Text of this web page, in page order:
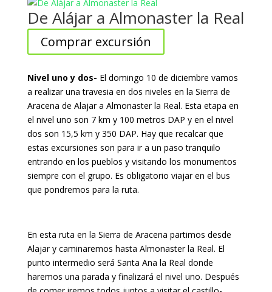
De Alájar a Almonaster la Real
Comprar excursión
Nivel uno y dos- El domingo 10 de diciembre vamos
a realizar una travesia en dos niveles en la Sierra de
Aracena de Alajar a Almonaster la Real. Esta etapa en
el nivel uno son 7 km y 100 metros DAP y en el nivel
dos son 15,5 km y 350 DAP. Hay que recalcar que
estas excursiones son para ir a un paso tranquilo
entrando en los pueblos y visitando los monumentos
siempre con el grupo. Es obligatorio viajar en el bus
que pondremos para la ruta.
En esta ruta en la Sierra de Aracena partimos desde
Alajar y caminaremos hasta Almonaster la Real. El
punto intermedio será Santa Ana la Real donde
haremos una parada y finalizará el nivel uno. Después